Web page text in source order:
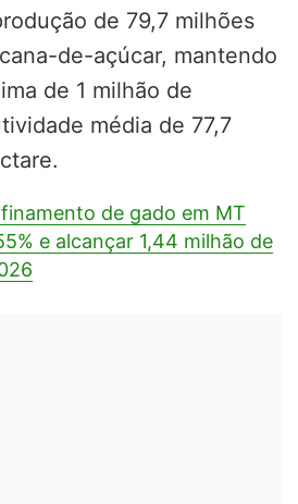
de 79,7 milhões
de-açúcar, mantendo
de 1 milhão de
média de 77,7
de gado em MT
e alcançar 1,44 milhão de